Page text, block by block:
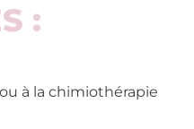
:
à la chimiothérapie